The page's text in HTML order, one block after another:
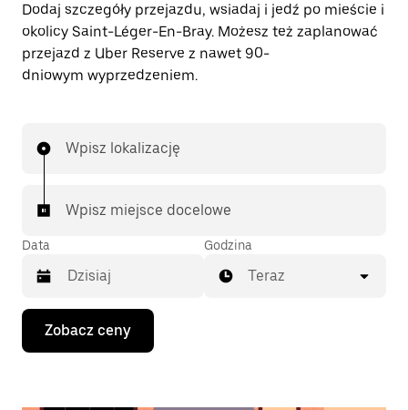
Dodaj szczegóły przejazdu, wsiadaj i jedź po mieście i
okolicy Saint-Léger-En-Bray. Możesz też zaplanować
przejazd z Uber Reserve z nawet 90-
dniowym wyprzedzeniem.
Wpisz lokalizację
Wpisz miejsce docelowe
Data
Naciśnij
klawisz
strzałki
Godzina
Teraz
Zobacz ceny